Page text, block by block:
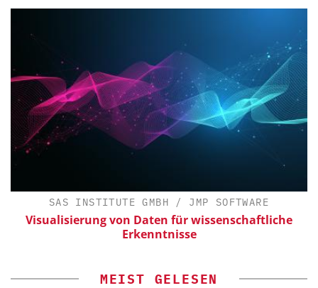
SAS INSTITUTE GMBH / JMP SOFTWARE
Visualisierung von Daten für wissenschaftliche
Erkenntnisse
MEIST GELESEN